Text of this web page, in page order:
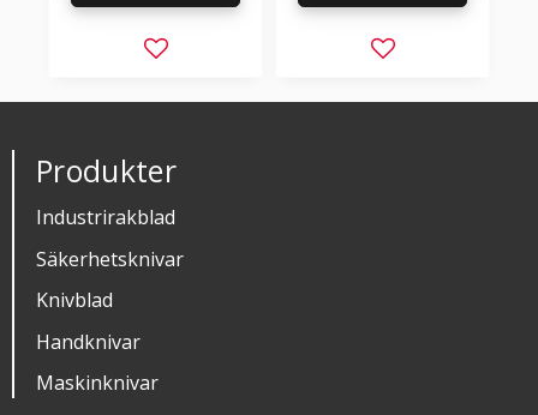
Lägg till i favoriter Lägg till i
Produkter
Industrirakblad
Säkerhetsknivar
Knivblad
Handknivar
Maskinknivar